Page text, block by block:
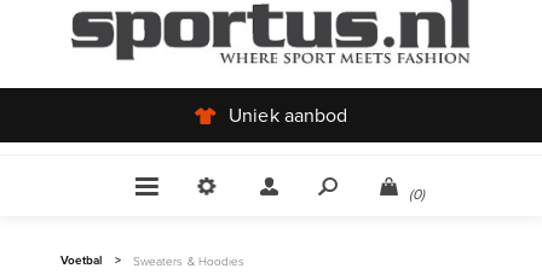
Uniek aanbod
(0)
Voetbal > Sweaters & Hoodies